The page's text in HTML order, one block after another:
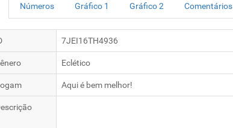
Números Gráfico 1 Gráfico 2 Comentários
7JEI16TH4936
Eclético
Aqui é bem melhor!